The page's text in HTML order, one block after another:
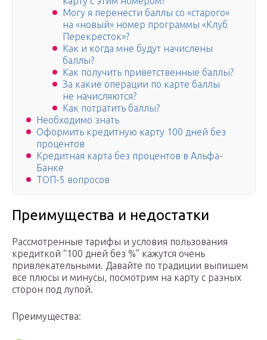
Могу я перенести баллы со «старого»
на «новый» номер программы «Клуб
Перекресток»?
Как и когда мне будут начислены
баллы?
Как получить приветственные баллы?
За какие операции по карте баллы
не начисляются?
Как потратить баллы?
Необходимо знать
Оформить кредитную карту 100 дней без
процентов
Кредитная карта без процентов в Альфа-
Банке
ТОП-5 вопросов
Преимущества и недостатки
Рассмотренные тарифы и условия пользования
кредиткой “100 дней без %” кажутся очень
привлекательными. Давайте по традиции выпишем
все плюсы и минусы, посмотрим на карту с разных
сторон под лупой.
Преимущества: